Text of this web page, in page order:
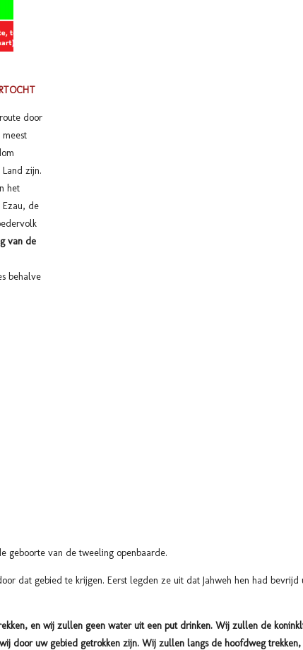
door
zijn.
het
de
van de
behalve
geboorte van de tweeling openbaarde.
dat gebied te krijgen. Eerst legden ze uit dat Jahweh hen had bevrijd
en wij zullen geen water uit een put drinken. Wij zullen de
door uw gebied getrokken zijn. Wij zullen langs de hoofdweg